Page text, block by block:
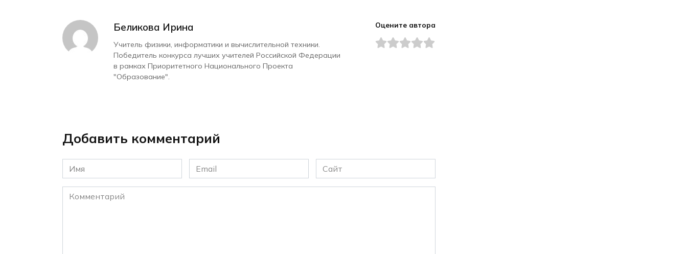
Беликова Ирина
Учитель физики, информатики и вычислительной техники.
Победитель конкурса лучших учителей Российской Федерации
в рамках Приоритетного Национального Проекта
"Образование".
Оцените автора
Добавить комментарий
Имя
*
Email
*
Сайт
Комментарий